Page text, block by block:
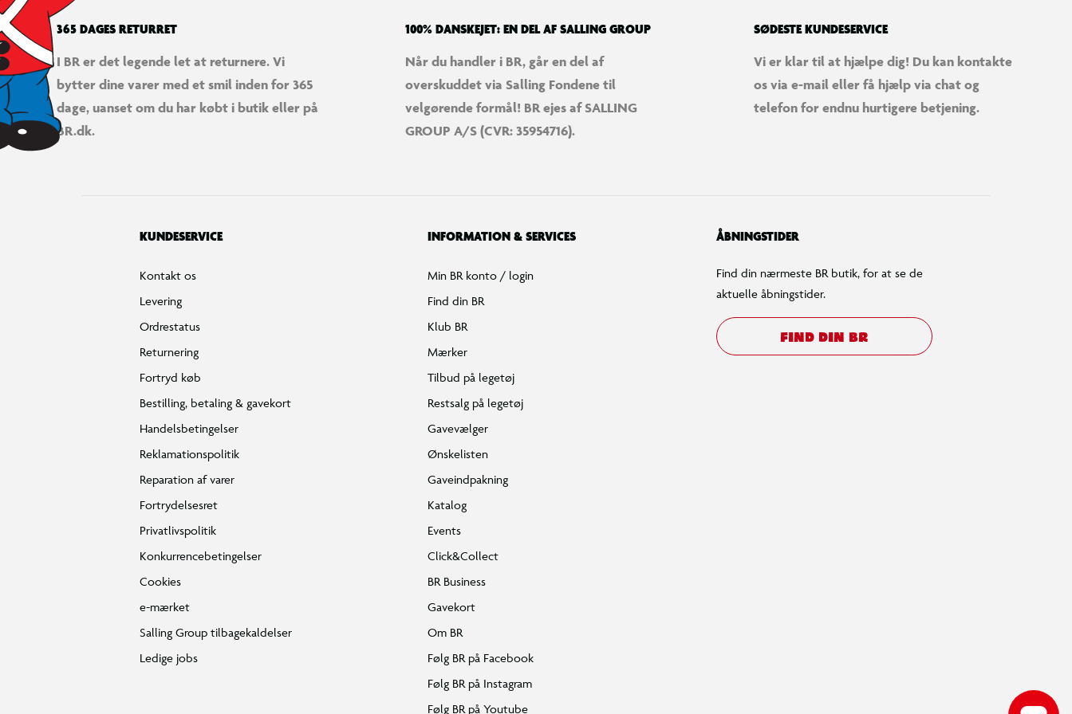
365 DAGES RETURRET
I BR er det legende let at returnere. Vi
bytter dine varer med et smil inden for 365
dage, uanset om du har købt i butik eller på
BR.dk.
100% DANSKEJET: EN DEL AF SALLING GROUP
Når du handler i BR, går en del af
overskuddet via Salling Fondene til
velgørende formål! BR ejes af SALLING
GROUP A/S (CVR: 35954716).
SØDESTE KUNDESERVICE
Vi er klar til at hjælpe dig! Du kan kontakte
os via e-mail eller få hjælp via chat og
telefon for endnu hurtigere betjening.
KUNDESERVICE
Kontakt os
Levering
Ordrestatus
Returnering
Fortryd køb
Bestilling, betaling & gavekort
Handelsbetingelser
Reklamationspolitik
Reparation af varer
Fortrydelsesret
Privatlivspolitik
Konkurrencebetingelser
Cookies
e-mærket
Salling Group tilbagekaldelser
Ledige jobs
INFORMATION & SERVICES
Min BR konto / login
Find din BR
Klub BR
Mærker
Tilbud på legetøj
Restsalg på legetøj
Gavevælger
Ønskelisten
Gaveindpakning
Katalog
Events
Click&Collect
BR Business
Gavekort
Om BR
Følg BR på Facebook
Følg BR på Instagram
Følg BR på Youtube
ÅBNINGSTIDER
Find din nærmeste BR butik, for at se de
aktuelle åbningstider.
FIND DIN BR